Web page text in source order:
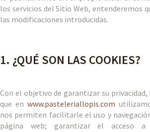
los servicios del Sitio Web, entenderemos
las modificaciones introducidas.
1. ¿QUÉ SON LAS COOKIES?
Con el objetivo de garantizar su
que en www.pasteleriallopis.com
nos permiten facilitarle el uso y
página web; garantizar el acceso a